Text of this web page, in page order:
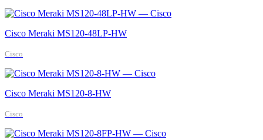
Cisco Meraki MS120-48LP-HW
Cisco
Cisco Meraki MS120-8-HW
Cisco